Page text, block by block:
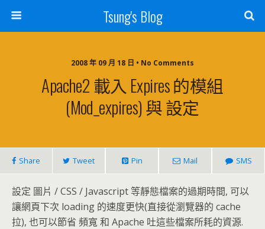
Tsung's Blog
2008 年 09 月 18 日 • No Comments
Apache2 載入 Expires 的模組
(mod_expires) 與 設定
Share Tweet Pin Mail SMS
設定 圖片 / CSS / Javascript 等靜態檔案的過期時間, 可以
讓網頁下次 loading 的速度更快(直接從瀏覽器的 cache
拉), 也可以節省 頻寬 和 Apache 吐這些檔案所耗的資源.